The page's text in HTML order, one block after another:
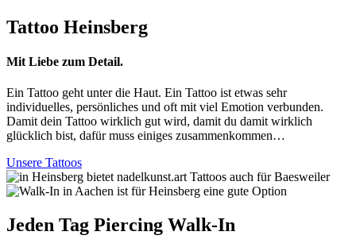
Tattoo Heinsberg
Mit Liebe zum Detail.
Ein Tattoo geht unter die Haut. Ein Tattoo ist etwas sehr
individuelles, persönliches und oft mit viel Emotion verbunden.
Damit dein Tattoo wirklich gut wird, damit du damit wirklich
glücklich bist, dafür muss einiges zusammenkommen…
Unsere Tattoos
Jeden Tag Piercing Walk-In